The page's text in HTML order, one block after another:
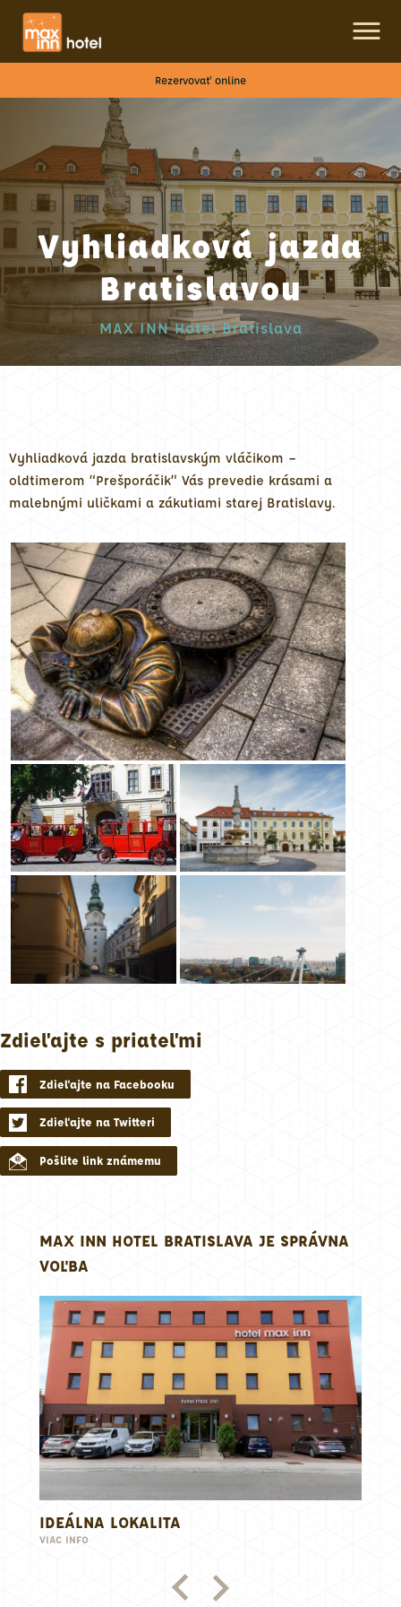
Rezervovať online
Vyhliadková jazda
Bratislavou
MAX INN Hotel Bratislava
Vyhliadková jazda bratislavským vláčikom –
oldtimerom “Prešporáčik” Vás prevedie krásami a
malebnými uličkami a zákutiami starej Bratislavy.
Zdieľajte s priateľmi
Zdieľajte na Facebooku
Zdieľajte na Twitteri
Pošlite link známemu
MAX INN HOTEL BRATISLAVA JE SPRÁVNA
VOĽBA
LOKALITA